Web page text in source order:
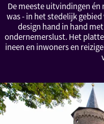
De meeste uitvindingen
was - in het stedelijk
design hand in hand
ondernemerslust. Het
ineen en inwoners en
rondom
de regio